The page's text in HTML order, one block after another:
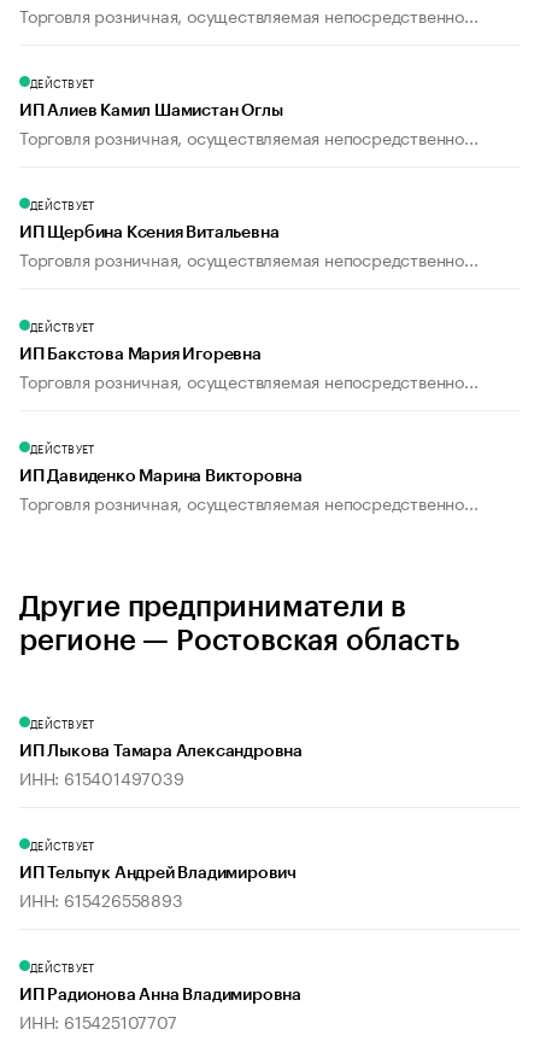
Торговля розничная, осуществляемая непосредственно...
ДЕЙСТВУЕТ
ИП Алиев Камил Шамистан Оглы
Торговля розничная, осуществляемая непосредственно...
ДЕЙСТВУЕТ
ИП Щербина Ксения Витальевна
Торговля розничная, осуществляемая непосредственно...
ДЕЙСТВУЕТ
ИП Бакстова Мария Игоревна
Торговля розничная, осуществляемая непосредственно...
ДЕЙСТВУЕТ
ИП Давиденко Марина Викторовна
Торговля розничная, осуществляемая непосредственно...
Другие предприниматели в
регионе — Ростовская область
ДЕЙСТВУЕТ
ИП Лыкова Тамара Александровна
ИНН: 615401497039
ДЕЙСТВУЕТ
ИП Тельпук Андрей Владимирович
ИНН: 615426558893
ДЕЙСТВУЕТ
ИП Радионова Анна Владимировна
ИНН: 615425107707